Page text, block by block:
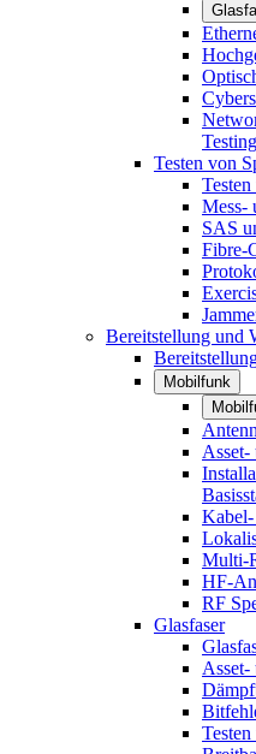
Testing
Testen von
Mess-
SAS
Fibre-
Bereitstellung und
Mobilfunk
Asset-
Multi-
HF-
RF
Glasfaser
Asset-